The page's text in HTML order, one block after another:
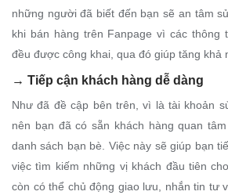
những người đã biết đến bạn sẽ an tâm
khi bán hàng trên Fanpage vì các thông
đều được công khai, qua đó giúp tăng khả
→ Tiếp cận khách hàng dễ dàng
Như đã đề cập bên trên, vì là tài khoản
nên bạn đã có sẵn khách hàng quan
danh sách bạn bè. Việc này sẽ giúp bạn
việc tìm kiếm những vị khách đầu tiên
còn có thể chủ động giao lưu, nhắn tin tư